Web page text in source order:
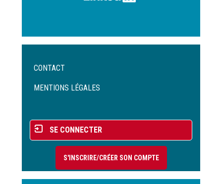
Menu
de
CONTACT
MENTIONS LÉGALES
Menu
du
compte
l'utilisateur
SE CONNECTER
S'INSCRIRE/CRÉER SON COMPTE